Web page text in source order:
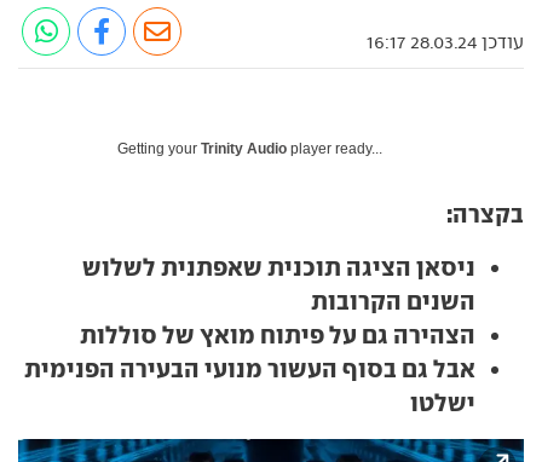
עודכן 28.03.24 16:17
Getting your Trinity Audio player ready...
בקצרה:
ניסאן הציגה תוכנית שאפתנית לשלוש
השנים הקרובות
הצהירה גם על פיתוח מואץ של סוללות
אבל גם בסוף העשור מנועי הבעירה הפנימית
ישלטו